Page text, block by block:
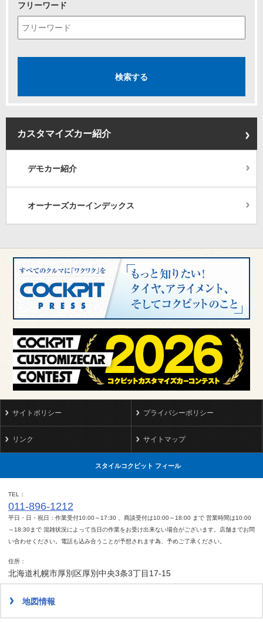
フリーワード
カスタマイズカー紹介
デモカー紹介
オーナーズカーインデックス
サイトポリシー プライバシーポリシー
リンク サイトマップ
スタイルコクピット フィール
TEL
011-896-1212
平日・日・祝日：作業受付10:00～17:30 、商談受付は10:00～18:00 まで 営業時間は10:00
～18:30まで 混雑状況によって当日の作業をお受け出来ない場合がございます。店舗までお問
い合わせください。電話も込み合うことが予想されます為、予めご了承ください。
住所
北海道札幌市厚別区厚別中央3条3丁目17-15
地図情報